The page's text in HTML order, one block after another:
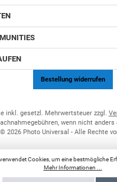
Bestellung widerrufen
inkl. gesetzl. Mehrwertsteuer zzgl.
wenn nicht anders
© 2026 Photo Universal - Alle Rechte
Cookies, um eine bestmögliche
Mehr Informationen ...